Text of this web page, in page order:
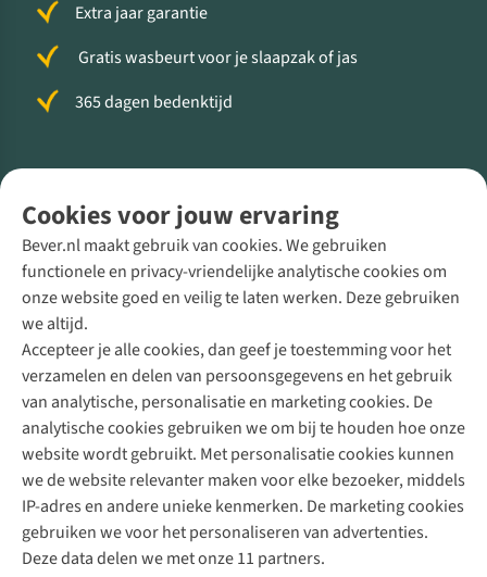
Cookies voor jouw ervaring
Bever.nl maakt gebruik van cookies. We gebruiken
functionele en privacy-vriendelijke analytische cookies om
onze website goed en veilig te laten werken. Deze gebruiken
we altijd.
Accepteer je alle cookies, dan geef je toestemming voor het
verzamelen en delen van persoonsgegevens en het gebruik
van analytische, personalisatie en marketing cookies. De
analytische cookies gebruiken we om bij te houden hoe onze
website wordt gebruikt. Met personalisatie cookies kunnen
we de website relevanter maken voor elke bezoeker, middels
IP-adres en andere unieke kenmerken. De marketing cookies
gebruiken we voor het personaliseren van advertenties.
Deze data delen we met onze 11 partners.
Extra jaar garantie
Gratis wasbeurt voor je slaapzak of jas
365 dagen bedenktijd
Direct advies van een Buitenexpert
+31 (0)85 888 50 88
+31 6 12 28 49 80
Contactformulier